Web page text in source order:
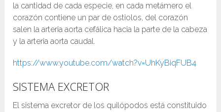
la cantidad de cada especie, en cada metámero el
corazón contiene un par de ostiolos, del corazón
salen la arteria aorta cefálica hacia la parte de la cabeza
y la arteria aorta caudal.
https://www.youtube.com/watch?v=UhKyBiqFUB4
SISTEMA EXCRETOR
El sistema excretor de los quilópodos está constituido